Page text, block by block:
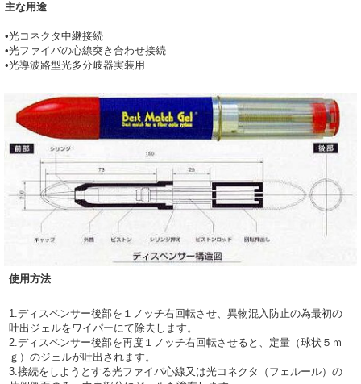
主な用途
•光コネクタ中継接続
•光ファイバの心線突き合わせ接続
•光導波路型光多分岐器実装用
使用方法
1.ディスペンサー後部を１ノッチ右回転させ、異物混入防止の為最初の
吐出ジェルをワイパーにて除去します。
2.ディスペンサー後部を再度１ノッチ右回転させると、定量（球状５ｍ
ｇ）のジェルが吐出されます。
3.接続をしようとする光ファイバ心線又は光コネクタ（フェルール）の